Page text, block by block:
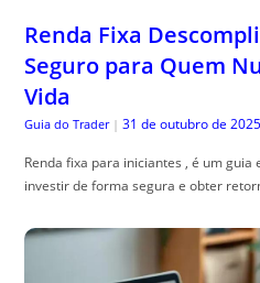
Renda Fixa
Seguro para Quem
Vida
Guia do Trader | 31 de outubro de 2025
Renda fixa para iniciantes , é um
investir de forma segura e obter